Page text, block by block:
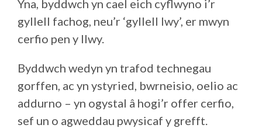
Yna, byddwch yn cael eich cyflwyno i’r
gyllell fachog, neu’r ‘gyllell lwy’, er mwyn
cerfio pen y llwy.
Byddwch wedyn yn trafod technegau
gorffen, ac yn ystyried, bwrneisio, oelio ac
addurno – yn ogystal â hogi’r offer cerfio,
sef un o agweddau pwysicaf y grefft.